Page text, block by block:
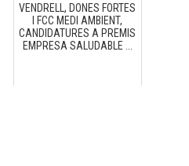
VENDRELL, DONES FORTES
I FCC MEDI AMBIENT,
CANDIDATURES A PREMIS
EMPRESA SALUDABLE ...